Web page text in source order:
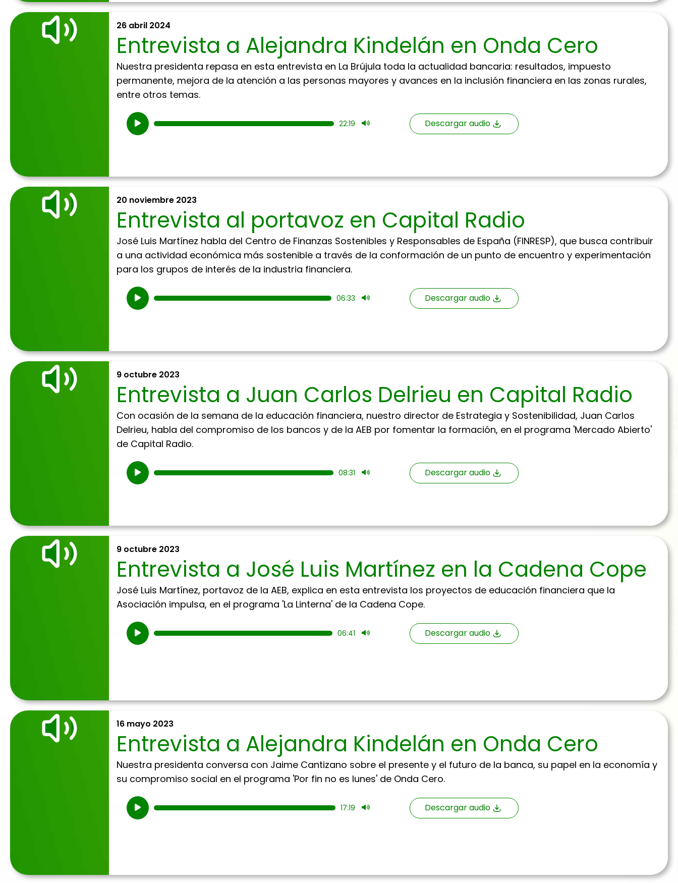
26 abril 2024
Entrevista a Alejandra Kindelán en Onda Cero
Nuestra presidenta repasa en esta entrevista en La Brújula toda la actualidad bancaria: resultados, impuesto
permanente, mejora de la atención a las personas mayores y avances en la inclusión financiera en las zonas rurales,
entre otros temas.
Reproductor
de
22:19 Descargar audio
20 noviembre 2023
Entrevista al portavoz en Capital Radio
José Luis Martínez habla del Centro de Finanzas Sostenibles y Responsables de España (FINRESP), que busca contribuir
a una actividad económica más sostenible a través de la conformación de un punto de encuentro y experimentación
para los grupos de interés de la industria financiera.
Reproductor
de
06:33 Descargar audio
9 octubre 2023
Entrevista a Juan Carlos Delrieu en Capital Radio
Con ocasión de la semana de la educación financiera, nuestro director de Estrategia y Sostenibilidad, Juan Carlos
Delrieu, habla del compromiso de los bancos y de la AEB por fomentar la formación, en el programa 'Mercado Abierto'
de Capital Radio.
Reproductor
de
08:31 Descargar audio
9 octubre 2023
Entrevista a José Luis Martínez en la Cadena Cope
José Luis Martínez, portavoz de la AEB, explica en esta entrevista los proyectos de educación financiera que la
Asociación impulsa, en el programa 'La Linterna' de la Cadena Cope.
Reproductor
de
06:41 Descargar audio
16 mayo 2023
Entrevista a Alejandra Kindelán en Onda Cero
Nuestra presidenta conversa con Jaime Cantizano sobre el presente y el futuro de la banca, su papel en la economía y
su compromiso social en el programa 'Por fin no es lunes' de Onda Cero.
Reproductor
de
17:19 Descargar audio